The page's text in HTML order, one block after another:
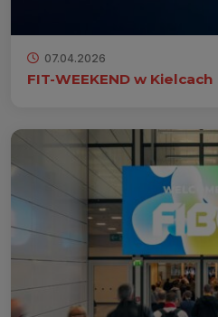
07.04.2026
FIT-WEEKEND w Kielcach